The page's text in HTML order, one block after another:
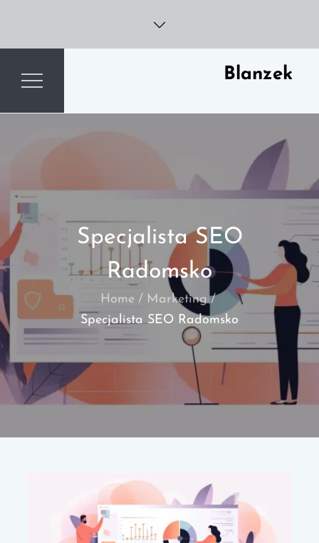
content
Blanzek
Specjalista SEO
Radomsko
Home
Marketing
Specjalista SEO Radomsko